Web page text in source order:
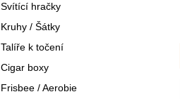
Svítící hračky
Kruhy / Šátky
Talíře k točení
Cigar boxy
Frisbee / Aerobie